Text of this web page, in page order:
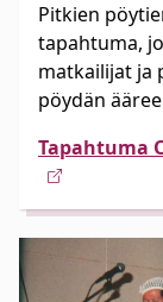
Pitkien
tapahtuma,
matkailijat ja
pöydän
Tapahtuma